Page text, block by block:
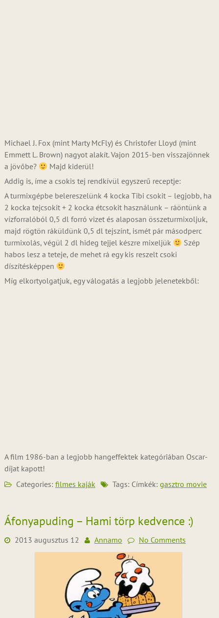
Michael J. Fox (mint Marty McFly) és Christofer Lloyd (mint
Emmett L. Brown) nagyot alakít. Vajon 2015-ben visszajönnek
a jövőbe?
Majd kiderül!
Addig is, íme a csokis tej rendkívül egyszerű receptje:
A turmixgépbe belereszelünk 4 kocka Tibi csokit – legjobb, ha
2 kocka tejcsokit + 2 kocka étcsokit használunk – ráöntünk a
vízforralóból 0,5 dl forró vizet és alaposan összeturmixoljuk,
majd rögtön ráküldünk 0,5 dl tejszínt, ismét pár másodperc
turmixolás, végül 2 dl hideg tejjel készre mixeljük
Szép
habos lesz a teteje, de mehet rá egy kis reszelt csoki
díszítésképpen
Míg elkortyolgatjuk, egy válogatás a legjobb jelenetekből:
A film 1986-ban a legjobb hangeffektek kategóriában Oscar-
díjat kapott!
Categories: filmes kaják Tags: Címkék: gasztro movie
Áfonyapuding – Hami törp kedvence :)
2013 augusztus 12 Annamo No Comments